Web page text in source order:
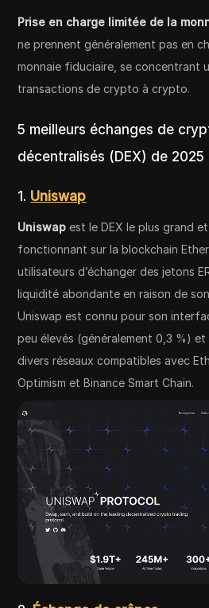
Prise en charge limitée de la
ne prennent généralement pas en
monnaie fiduciaire, se concentrant
transactions de crypto à crypto.
5 meilleurs échanges de
décentralisés (DEX) de 2025
1. Uniswap
Uniswap est le DEX le plus grand
fonctionnant sur la blockchain
utilisateurs d’échanger des jetons
liquidité abondante en raison de
Uniswap est connu pour son
peu élevés (généralement 0,3 %)
divers réseaux compatibles avec
Optimism et Binance Smart Chain.